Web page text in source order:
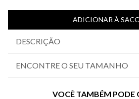
ADICIONAR À
DESCRIÇÃO
ENCONTRE O SEU TAMANHO
VOCÊ TAMBÉM PODE